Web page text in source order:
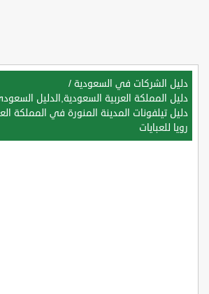
دليل الشركات في السعودية /
دليل المملكة العربية السعودية,الدليل
دليل تيلفونات المدينة المنورة في المملكة
رويا للعبايات